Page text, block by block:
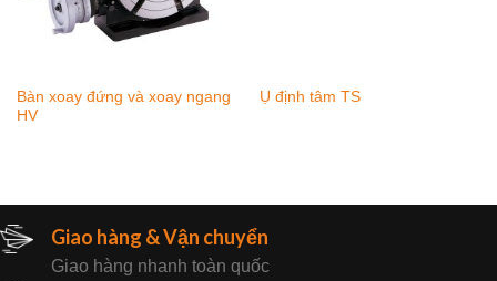
Bàn xoay đứng và xoay ngang
HV
Ụ định tâm TS
Giao hàng & Vận chuyển
Giao hàng nhanh toàn quốc